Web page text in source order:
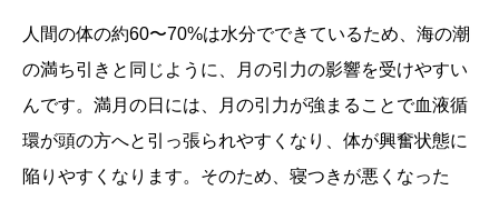
人間の体の約60〜70%は水分でできているため、海の潮
の満ち引きと同じように、月の引力の影響を受けやすい
んです。満月の日には、月の引力が強まることで血液循
環が頭の方へと引っ張られやすくなり、体が興奮状態に
陥りやすくなります。そのため、寝つきが悪くなった